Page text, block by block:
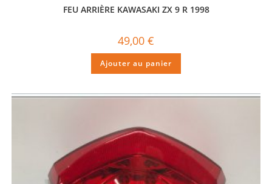
FEU ARRIÈRE KAWASAKI ZX 9 R 1998
49,00 €
Ajouter au panier